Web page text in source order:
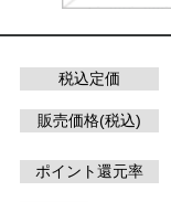
税込定価
販売価格(税込)
ポイント還元率